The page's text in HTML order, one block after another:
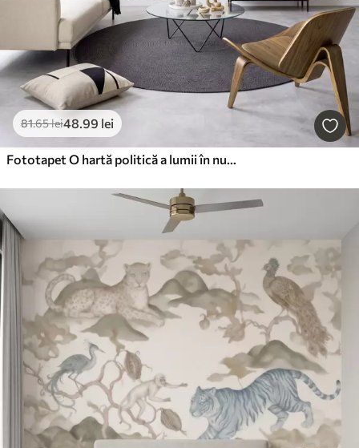
81.65lei48.99 lei
Fototapet O hartă politică a lumii în nuanțe de maro, cu steaguri, în limba engleză